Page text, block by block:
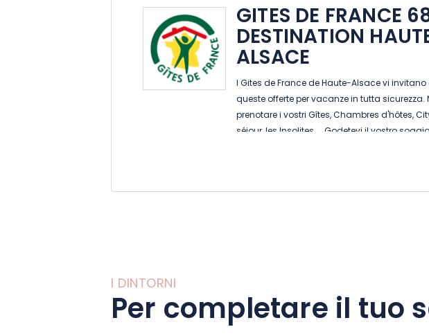
GITES DE FRANCE
DESTINATION
ALSACE
I Gites de France de Haute-Alsace vi
queste offerte per vacanze in tutta sicurezza.
prenotare i vostri Gîtes, Chambres d'hôtes,
séjour, les Insolites.... Godetevi il vostro
I DINTORNI
Per completare il tuo